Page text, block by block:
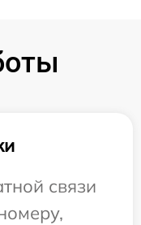
связи